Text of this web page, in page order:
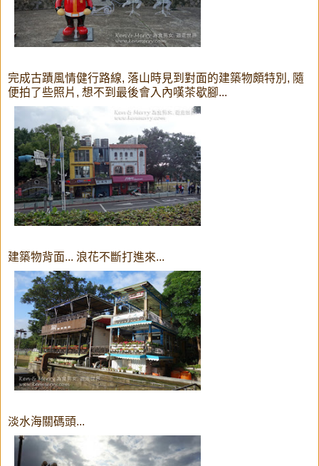
完成古蹟風情健行路線, 落山時見到對面的建築物頗特別, 隨
便拍了些照片, 想不到最後會入內嘆茶歇腳...
建築物背面... 浪花不斷打進來...
淡水海關碼頭...